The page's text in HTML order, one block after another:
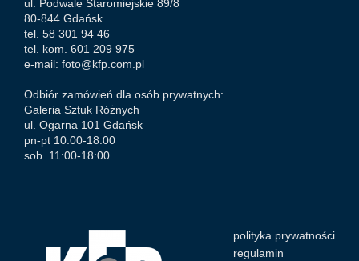
ul. Podwale Staromiejskie 89/8
80-844 Gdańsk
tel. 58 301 94 46
tel. kom. 601 209 975
e-mail: foto@kfp.com.pl
Odbiór zamówień dla osób prywatnych:
Galeria Sztuk Różnych
ul. Ogarna 101 Gdańsk
pn-pt 10:00-18:00
sob. 11:00-18:00
polityka prywatności
regulamin